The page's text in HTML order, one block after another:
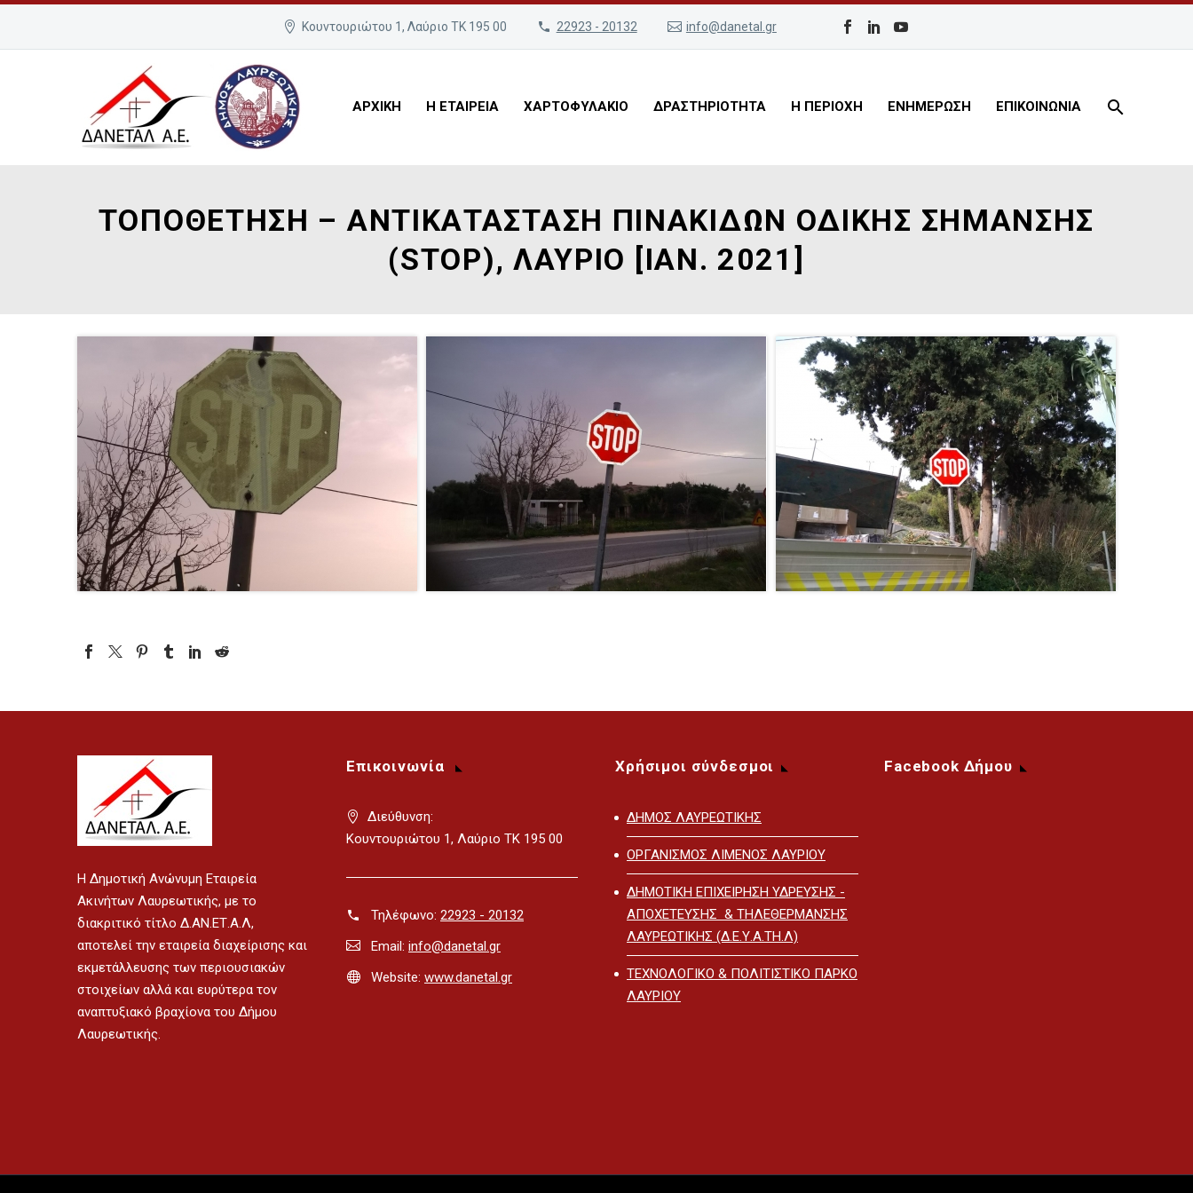
Κουντουριώτου 1, Λαύριο ΤΚ 195 00 22923 - 20132 info@danetal.gr
ΑΡΧΙΚΗ Η ΕΤΑΙΡΕΙΑ ΧΑΡΤΟΦΥΛΑΚΙΟ ΔΡΑΣΤΗΡΙΟΤΗΤΑ Η ΠΕΡΙΟΧΗ ΕΝΗΜΕΡΩΣΗ ΕΠΙΚΟΙΝΩΝΙΑ
ΤΟΠΟΘΕΤΗΣΗ – ΑΝΤΙΚΑΤΑΣΤΑΣΗ ΠΙΝΑΚΙΔΩΝ ΟΔΙΚΗΣ ΣΗΜΑΝΣΗΣ
(STOP), ΛΑΥΡΙΟ [ΙΑΝ. 2021]
H Δημοτική Ανώνυμη Εταιρεία
Ακινήτων Λαυρεωτικής, με το
διακριτικό τίτλο Δ.ΑΝ.ΕΤ.Α.Λ,
αποτελεί την εταιρεία διαχείρισης και
εκμετάλλευσης των περιουσιακών
στοιχείων αλλά και ευρύτερα τον
αναπτυξιακό βραχίονα του Δήμου
Λαυρεωτικής.
Επικοινωνία
Διεύθυνση:
Κουντουριώτου 1, Λαύριο ΤΚ 195 00
Τηλέφωνο: 22923 - 20132
Email: info@danetal.gr
Website: www.danetal.gr
Χρήσιμοι σύνδεσμοι
ΔΗΜΟΣ ΛΑΥΡΕΩΤΙΚΗΣ
ΟΡΓΑΝΙΣΜΟΣ ΛΙΜΕΝΟΣ ΛΑΥΡΙΟΥ
ΔΗΜΟΤΙΚΗ ΕΠΙΧΕΙΡΗΣΗ ΥΔΡΕΥΣΗΣ -
ΑΠΟΧΕΤΕΥΣΗΣ & ΤΗΛΕΘΕΡΜΑΝΣΗΣ
ΛΑΥΡΕΩΤΙΚΗΣ (Δ.Ε.Υ.Α.ΤΗ.Λ)
ΤΕΧΝΟΛΟΓΙΚΟ & ΠΟΛΙΤΙΣΤΙΚΟ ΠΑΡΚΟ
ΛΑΥΡΙΟΥ
Facebook Δήμου